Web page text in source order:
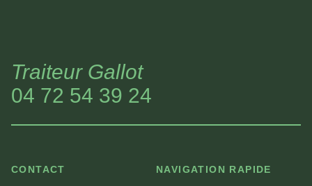
Traiteur Gallot
04 72 54 39 24
CONTACT NAVIGATION RAPIDE